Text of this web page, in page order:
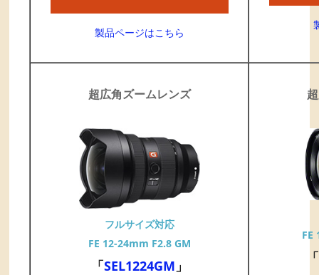
製品ページはこちら
超広角ズームレンズ
フルサイズ対応
FE 12-24mm F2.8 GM
「SEL1224GM 」
FE
「